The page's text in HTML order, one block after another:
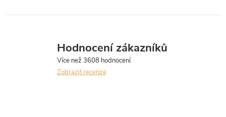
Hodnocení zákazníků
Zobrazit recenze